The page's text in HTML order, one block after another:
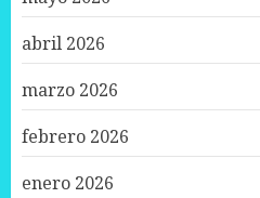
abril 2026
marzo 2026
febrero 2026
enero 2026